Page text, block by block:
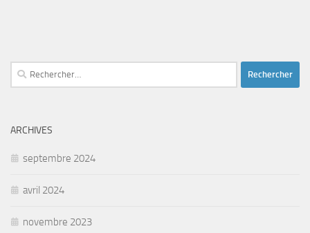
Rechercher :
ARCHIVES
septembre 2024
avril 2024
novembre 2023